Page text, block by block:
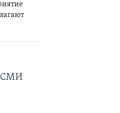
СМИ